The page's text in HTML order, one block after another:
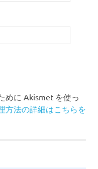
めに Akismet を使っ
方法の詳細はこちらを